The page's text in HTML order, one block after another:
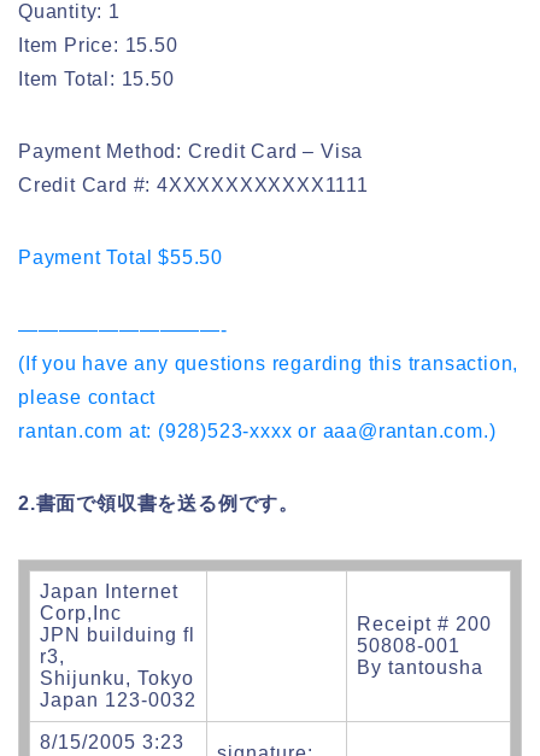
Quantity: 1
Item Price: 15.50
Item Total: 15.50
Payment Method: Credit Card – Visa
Credit Card #: 4XXXXXXXXXXX1111
Payment Total $55.50
——————————-
(If you have any questions regarding this transaction,
please contact
rantan.com at: (928)523-xxxx or aaa@rantan.com.)
2.書面で領収書を送る例です。
Japan Internet
Corp,Inc
JPN builduing fl
r3,
Shijunku, Tokyo
Japan 123-0032
Receipt # 200
50808-001
By tantousha
8/15/2005 3:23